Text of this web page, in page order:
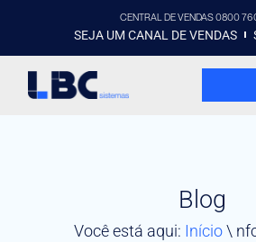
CENTRAL DE VENDAS 0800
SEJA UM CANAL DE VENDAS
Blog
Você está aqui: Início\